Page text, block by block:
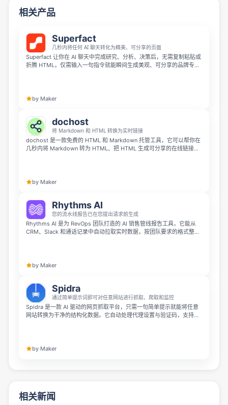
相关产品
Superfact
几秒内将任何 AI 聊天转化为精美、可分享的页面
Superfact 让你在 AI 聊天中完成研究、分析、决策后，无需复制粘贴或
折腾 HTML，仅需输入一句指令就能瞬间生成美观、可分享的品牌专属
by Maker
dochost
将 Markdown 和 HTML 转换为实时链接
dochost 是一款免费的 HTML 和 Markdown 托管工具，它可以帮你在
几秒内将 Markdown 转为 HTML、把 HTML 生成可分享的在线链接。
by Maker
Rhythms AI
您的流水线报告已在您提出请求前生成
Rhythms AI 是为 RevOps 团队打造的 AI 销售管线报告工具，它能从
CRM、Slack 和通话记录中自动拉取实时数据，按团队要求的格式整理
by Maker
Spidra
通过简单提示词即可对任意网站进行抓取、爬取和监控
Spidra 是一款 AI 驱动的网页抓取平台，只需一句简单提示就能将任意
网站转换为干净的结构化数据。它自动处理代理设置与验证码，支持输
by Maker
相关新闻